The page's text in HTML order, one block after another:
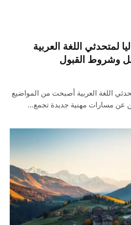
اللغة العربية
اللغة العربية أصبحت من المواضيع
عن مسارات مهنية جديدة تجمع…